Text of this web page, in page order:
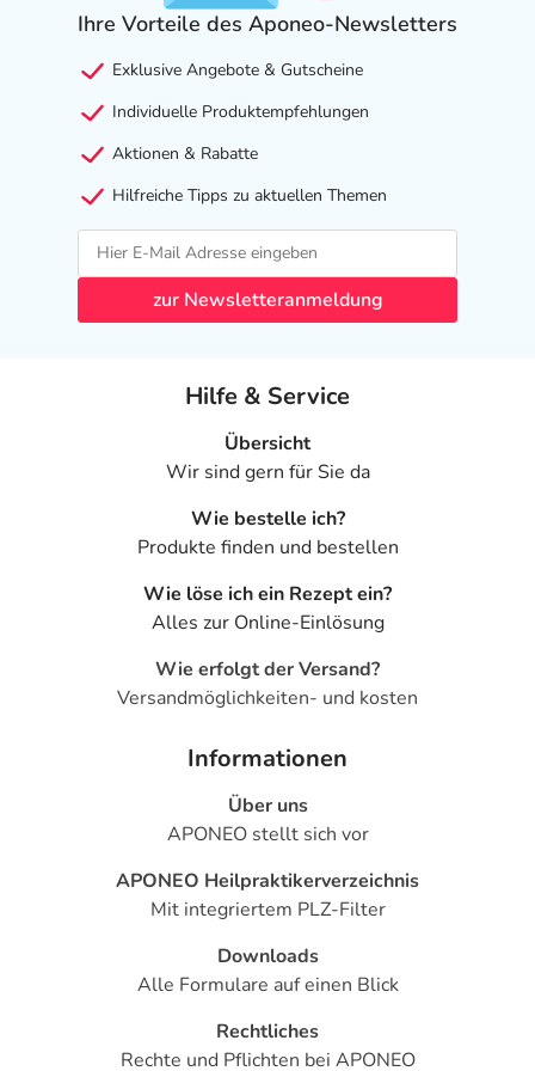
dass sich HYLO-VISION® SafeDrop® 0,1% gleichmäßig
auf der Augenoberfläche verteilen kann. Verschließen Sie
die Flasche nach jeder Anwendung mit der Schutzkappe.
Falls Sie HYLO-VISION® SafeDrop® 0,1% Augentropfen
in Verbindung mit Kontaktlinsen anwenden, bringen Sie 1
bis 2 Tropfen auf jede Kontaktlinse auf, bevor Sie diese in
die Augen einsetzen, anstatt die Tropfen direkt in die
Augen zu geben. HYLO-VISION® SafeDrop® 0,1% kann
auch während des Tragens von Kontaktlinsen getropft
Um die Übertragung von Infektionen zu
vermeiden, sollte dieselbe Flasche HYLO-VISION®
SafeDrop® 0,1% nicht von mehreren Personen
zur Anwendung bei Erwachsenen und Jugendlichen
bestimmt. Schwangere und stillende Frauen sowie
Kleinkinder sollten vor der Anwendung von HYLO-
VISION® SafeDrop® 0,1% ihren Augenarzt
Die Augentropfen sind gut verträglich und zur
Erkrankungen sollten Sie jedoch bei länger anhaltenden
oder häufig wiederkehrenden Beschwerden Ihren
behandlungsbedürftige Erkrankungen auszuschließen.
Im Falle einer zusätzlichen lokalen Behandlung ist
zwischen den beiden Anwendungen ein zeitlicher
Abstand von etwa 30 Minuten einzuhalten. HYLO-
nach dem anderen Produkt angewendet werden.
Ihre Vorteile des Aponeo-Newsletters
Exklusive Angebote & Gutscheine
Individuelle Produktempfehlungen
Aktionen & Rabatte
Hilfreiche Tipps zu aktuellen Themen
zur Newsletteranmeldung
Hilfe & Service
Übersicht
Wir sind gern für Sie da
Wie bestelle ich?
Produkte finden und bestellen
Wie löse ich ein Rezept ein?
Alles zur Online-Einlösung
Wie erfolgt der Versand?
Versandmöglichkeiten- und kosten
Informationen
Über uns
APONEO stellt sich vor
APONEO Heilpraktikerverzeichnis
Mit integriertem PLZ-Filter
Downloads
Alle Formulare auf einen Blick
Rechtliches
Rechte und Pflichten bei APONEO